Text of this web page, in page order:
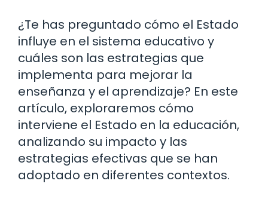
¿Te has preguntado cómo el Estado
influye en el sistema educativo y
cuáles son las estrategias que
implementa para mejorar la
enseñanza y el aprendizaje? En este
artículo, exploraremos cómo
interviene el Estado en la educación,
analizando su impacto y las
estrategias efectivas que se han
adoptado en diferentes contextos.